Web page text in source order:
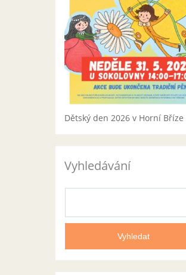
Dětský den 2026 v Horní Bříze
Vyhledávání